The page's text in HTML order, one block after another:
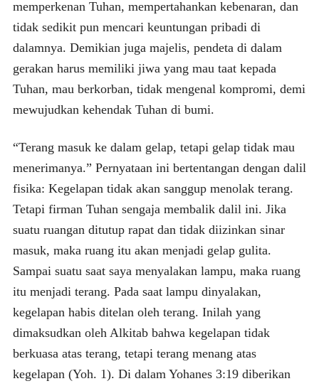
memperkenan Tuhan, mempertahankan kebenaran, dan
tidak sedikit pun mencari keuntungan pribadi di
dalamnya. Demikian juga majelis, pendeta di dalam
gerakan harus memiliki jiwa yang mau taat kepada
Tuhan, mau berkorban, tidak mengenal kompromi, demi
mewujudkan kehendak Tuhan di bumi.
“Terang masuk ke dalam gelap, tetapi gelap tidak mau
menerimanya.” Pernyataan ini bertentangan dengan dalil
fisika: Kegelapan tidak akan sanggup menolak terang.
Tetapi firman Tuhan sengaja membalik dalil ini. Jika
suatu ruangan ditutup rapat dan tidak diizinkan sinar
masuk, maka ruang itu akan menjadi gelap gulita.
Sampai suatu saat saya menyalakan lampu, maka ruang
itu menjadi terang. Pada saat lampu dinyalakan,
kegelapan habis ditelan oleh terang. Inilah yang
dimaksudkan oleh Alkitab bahwa kegelapan tidak
berkuasa atas terang, tetapi terang menang atas
kegelapan (Yoh. 1). Di dalam Yohanes 3:19 diberikan